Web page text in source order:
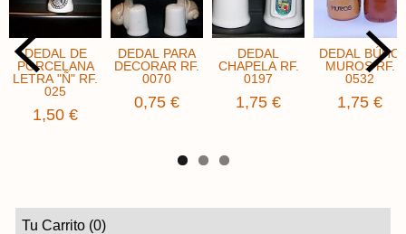
Tu Carrito (0)
DEDAL DE
PORCELANA
LETRA "Ñ" RF.
025
1,50 €
DEDAL PARA
DECORAR RF.
0070
0,75 €
DEDAL
CHAPELA RF.
0197
1,75 €
DEDAL BÚHO
MUROS RF.
0532
1,75 €